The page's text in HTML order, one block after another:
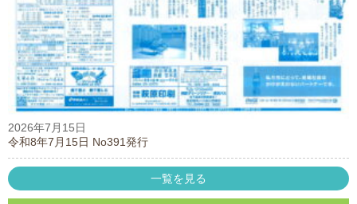
2026年7月15日
令和8年7月15日 No391発行
一覧を見る